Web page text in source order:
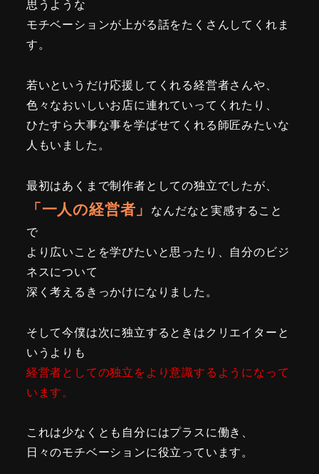
思うような
モチベーションが上がる話をたくさんしてくれま
す。
若いというだけ応援してくれる経営者さんや、
色々なおいしいお店に連れていってくれたり、
ひたすら大事な事を学ばせてくれる師匠みたいな
人もいました。
最初はあくまで制作者としての独立でしたが、
「一人の経営者」 なんだなと実感すること
で
より広いことを学びたいと思ったり、自分のビジ
ネスについて
深く考えるきっかけになりました。
そして今僕は次に独立するときはクリエイターと
いうよりも
経営者としての独立をより意識するようになって
います。
これは少なくとも自分にはプラスに働き、
日々のモチベーションに役立っています。